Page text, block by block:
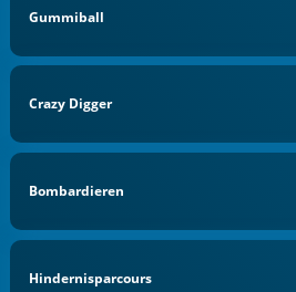
Gummiball
Crazy Digger
Bombardieren
Hindernisparcours